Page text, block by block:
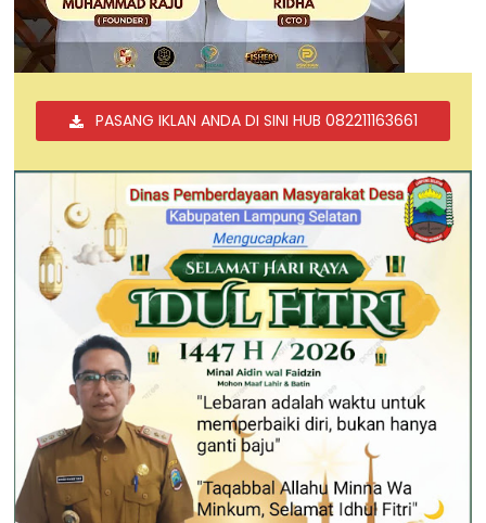
PASANG IKLAN ANDA DI SINI HUB 082211163661